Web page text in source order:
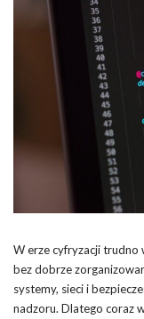
W erze cyfryzacji trudno
bez dobrze
systemy, sieci i
nadzoru. Dlatego coraz